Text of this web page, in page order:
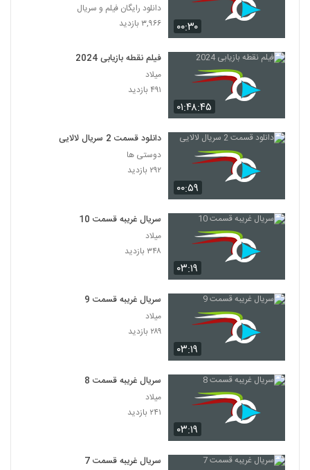
۰۰:۳۰
دانلود رایگان فیلم و سریال
۳,۹۶۶ بازدید
۰۱:۴۸:۴۵
فیلم نقطه بازیابی 2024
میلاد
۴۹۱ بازدید
۰۰:۵۹
دانلود قسمت 2 سریال لالایی
دوستی ها
۲۹۲ بازدید
۰۳:۱۹
سریال غریبه قسمت 10
میلاد
۳۴۸ بازدید
۰۳:۱۹
سریال غریبه قسمت 9
میلاد
۲۸۹ بازدید
۰۳:۱۹
سریال غریبه قسمت 8
میلاد
۲۴۱ بازدید
سریال غریبه قسمت 7